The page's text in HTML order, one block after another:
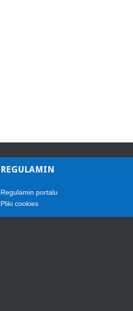
REGULAMIN
Regulamin portalu
Pliki cookies